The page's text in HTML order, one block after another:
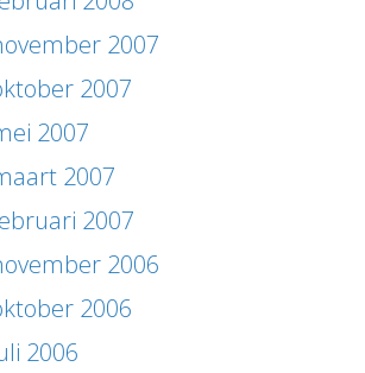
2007
2007
2007
2007
2007
2006
2006
2006